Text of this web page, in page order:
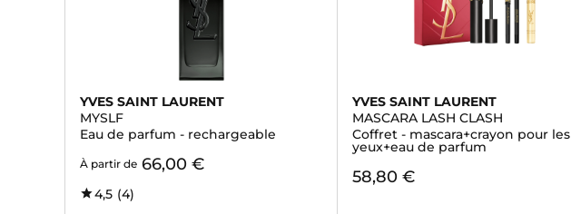
YVES SAINT LAURENT
MYSLF
Eau de parfum - rechargeable
À partir de 66,00 €
4,5 (4)
YVES SAINT LAURENT
MASCARA LASH CLASH
Coffret - mascara+crayon pour les
yeux+eau de parfum
58,80 €